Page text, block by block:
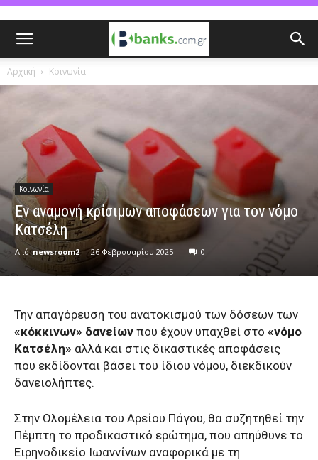
Αρχική Κοινωνία
Κοινωνία
Εν αναμονή κρίσιμων αποφάσεων για τον νόμο
Κατσέλη
Από newsroom2 - 26 Φεβρουαρίου 2025 0
Την απαγόρευση του ανατοκισμού των δόσεων των
«κόκκινων» δανείων που έχουν υπαχθεί στο «νόμο
Κατσέλη» αλλά και στις δικαστικές αποφάσεις
που εκδίδονται βάσει του ίδιου νόμου, διεκδικούν
δανειολήπτες.
Στην Ολομέλεια του Αρείου Πάγου, θα συζητηθεί την
Πέμπτη το προδικαστικό ερώτημα, που απηύθυνε το
Ειρηνοδικείο Ιωαννίνων αναφορικά με τη